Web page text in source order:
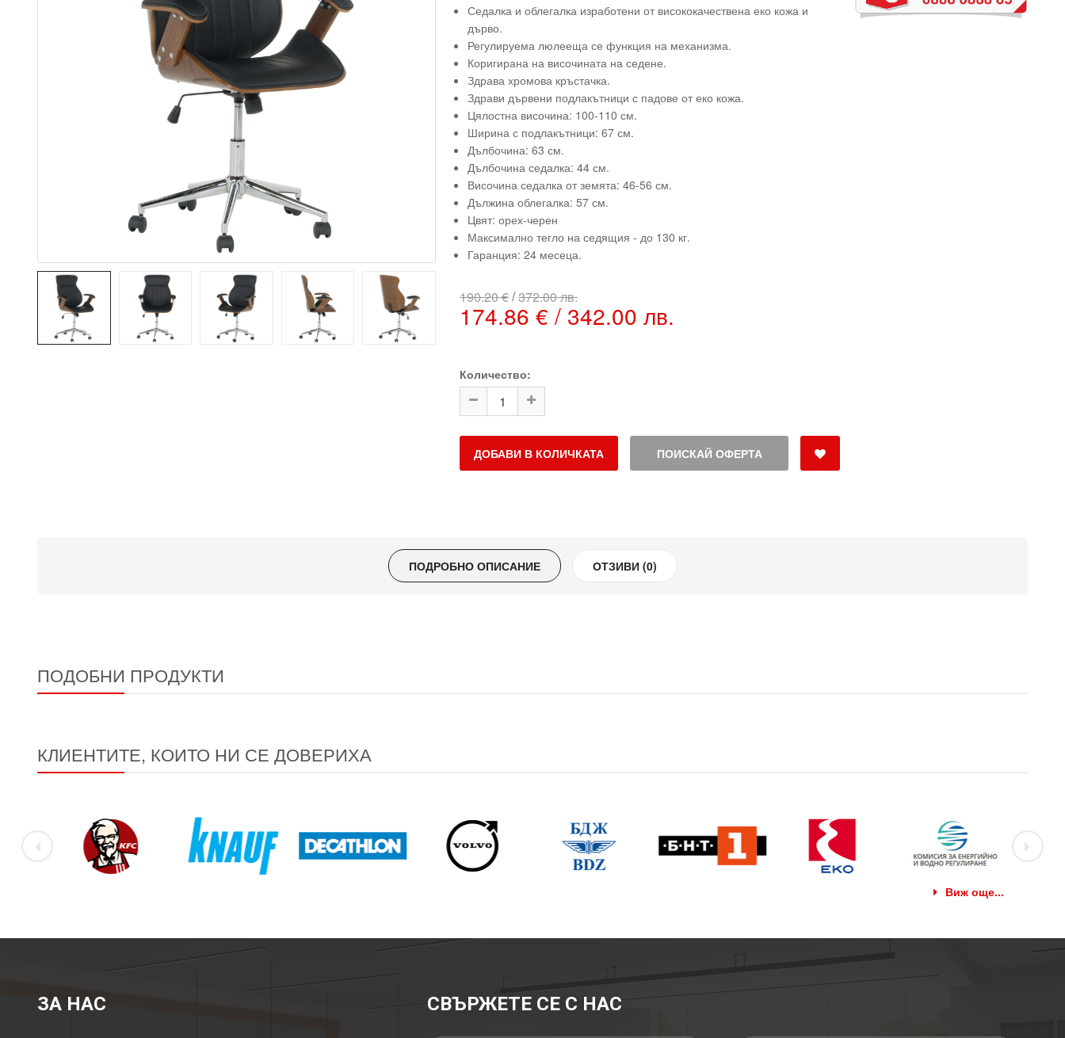
Седалка и облегалка изработени от висококачествена еко кожа и
дърво.
Регулируема люлееща се функция на механизма.
Коригирана на височината на седене.
Здрава хромова кръстачка.
Здрави дървени подлакътници с падове от еко кожа.
Цялостна височина: 100-110 см.
Ширина с подлакътници: 67 см.
Дълбочина: 63 см.
Дълбочина седалка: 44 см.
Височина седалка от земята: 46-56 см.
Дължина облегалка: 57 см.
Цвят: орех-черен
Максимално тегло на седящия - до 130 кг.
Гаранция: 24 месеца.
190.20 €/372.00 лв.
174.86 € / 342.00 лв.
Количество:
ДОБАВИ В КОЛИЧКАТА ПОИСКАЙ ОФЕРТА
ПОДРОБНО ОПИСАНИЕ ОТЗИВИ (0)
ПОДОБНИ ПРОДУКТИ
КЛИЕНТИТЕ, КОИТО НИ СЕ ДОВЕРИХА
Виж още...
ЗА НАС СВЪРЖЕТЕ СЕ С НАС